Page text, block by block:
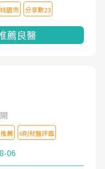
桃園市 分享數23
薦良醫
薦 6則就醫評鑑
06